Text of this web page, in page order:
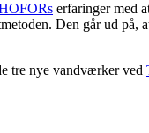
erfaringer med
Den går ud på,
tre nye vandværker ved